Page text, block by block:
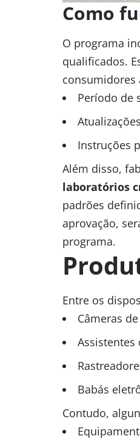
Como
O programa
qualificados.
consumidores
Período de
Instruções
Além disso,
laboratórios
padrões
aprovação,
programa.
Entre os
Câmeras
Assistentes
Babás
Contudo,